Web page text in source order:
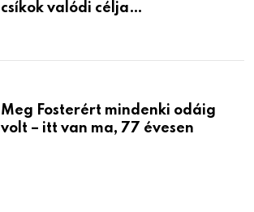
csíkok valódi célja…
Meg Fosterért mindenki odáig
volt – itt van ma, 77 évesen